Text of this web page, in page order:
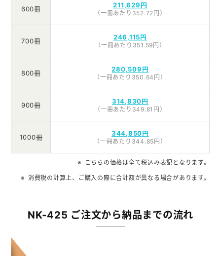
600冊 211,629円
（一冊あたり352.72円）
700冊 246,115円
（一冊あたり351.59円）
800冊 280,509円
（一冊あたり350.64円）
900冊 314,830円
（一冊あたり349.81円）
1000冊 344,850円
（一冊あたり344.85円）
こちらの価格は全て税込み表記となります。
消費税の計算上、ご購入の際に合計額が異なる場合があります。
NK-425 ご注文から納品までの流れ